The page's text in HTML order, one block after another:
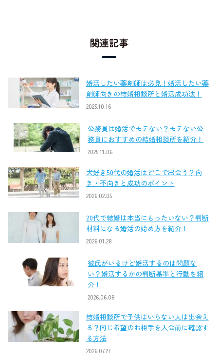
関連記事
婚活したい薬剤師は必見！婚活したい薬
剤師向きの結婚相談所と婚活成功法！
2025.10.16
公務員は婚活でモテない？モテない公
務員におすすめの結婚相談所を紹介！
2025.11.06
犬好き50代の婚活はどこで出会う？向
き・不向きと成功のポイント
2026.02.05
20代で結婚は本当にもったいない？判断
材料になる婚活の始め方を紹介！
2026.01.28
彼氏がいるけど婚活するのは問題な
い？婚活するかの判断基準と行動を紹
介！
2026.06.08
結婚相談所で子供はいらない人は出会え
る？同じ希望のお相手を入会前に確認す
る方法
2026.07.27